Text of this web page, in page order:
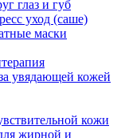
глаз и губ
уход (саше)
маски
увядающей кожей
кожи
жирной и